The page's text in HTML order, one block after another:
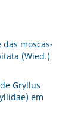
moscas-
(Wied.)
Gryllus
em